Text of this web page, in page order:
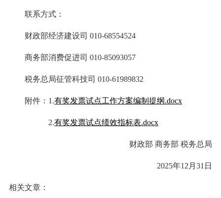
联系方式：
财政部经济建设司 010-68554524
商务部消费促进司 010-85093057
税务总局征管科技司 010-61989832
附件：1.有奖发票试点工作方案编制提纲.docx
2.有奖发票试点绩效指标表.docx
财政部 商务部 税务总局
2025年12月31日
相关文章：